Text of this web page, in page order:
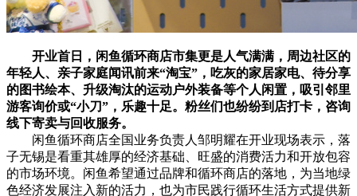
开业首日，闲鱼循环商店市集更是人气满满，周边社区的
年轻人、亲子家庭闻讯前来“淘宝”，吃灰的家居家电、待分享
的图书绘本、升级淘汰的运动户外装备等个人闲置，吸引邻里
游客询价或“小刀”，乐趣十足。粉丝们也纷纷到店打卡，咨询
线下寄卖与回收服务。
闲鱼循环商店全国业务负责人邹明耀在开业现场表示，落
子无锡是看重其雄厚的经济基础、旺盛的消费活力和开放包容
的市场环境。闲鱼希望通过品牌和循环商店的落地，为当地绿
色经济发展注入新的活力，也为市民践行循环生活方式提供新